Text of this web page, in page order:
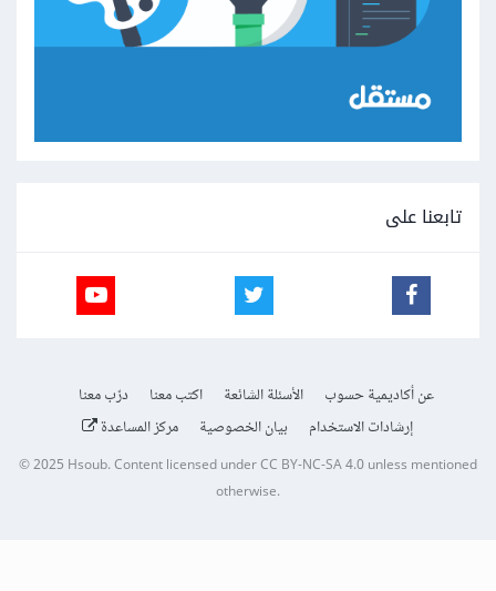
تابعنا على
عن أكاديمية حسوب الأسئلة الشائعة اكتب معنا
درّب معنا
إرشادات الاستخدام
بيان الخصوصية مركز المساعدة
© 2025 Hsoub.Content licensed underCC BY-NC-SA 4.0unless mentioned
otherwise.